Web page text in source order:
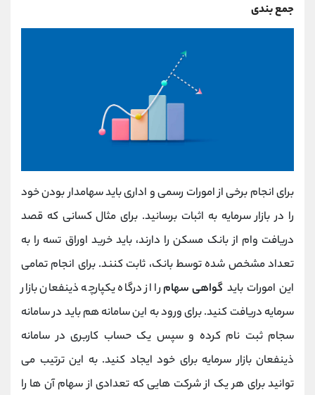
جمع بندی
برای انجام برخی از امورات رسمی و اداری باید سهامدار بودن خود
را در بازار سرمایه به اثبات برسانید. برای مثال کسانی که قصد
دریافت وام از بانک مسکن را دارند، باید خرید اوراق تسه را به
تعداد مشخص شده توسط بانک، ثابت کنند. برای انجام تمامی
این امورات باید گواهی سهامرا از درگاه یکپارچه ذینفعان بازار
سرمایه دریافت کنید. برای ورود به این سامانه هم باید در سامانه
سجام ثبت نام کرده و سپس یک حساب کاربری در سامانه
ذینفعان بازار سرمایه برای خود ایجاد کنید. به این ترتیب می
توانید برای هر یک از شرکت هایی که تعدادی از سهام آن ها را